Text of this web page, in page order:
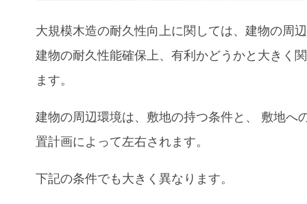
大規模木造の耐久性向上に関しては、建物の周
建物の耐久性能確保上、有利かどうかと大きく
ます。
建物の周辺環境は、敷地の持つ条件と、 敷地へ
置計画によって左右され ます。
下記の条件でも大きく異なります。